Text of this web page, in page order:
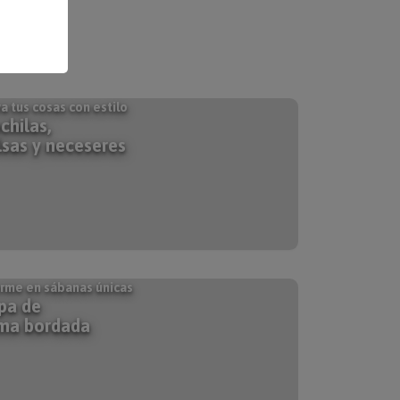
tus cosas con estilo
y neceseres
en sábanas únicas
de
bordada